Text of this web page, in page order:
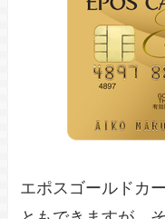
エポスゴールドカ